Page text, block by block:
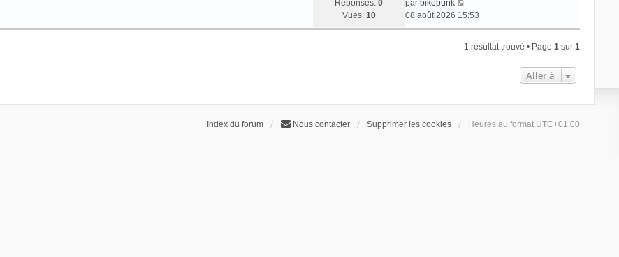
Réponses:0
Vues: 10
par bikepunk
08 août 2026 15:53
1 résultat trouvé • Page1 sur1
Aller à
Index du forum Nous contacter Supprimer les cookies Heures au format UTC+01:00